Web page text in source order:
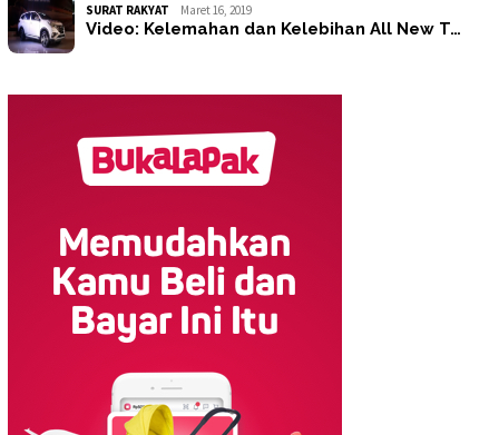
SURAT RAKYAT Maret 16, 2019
Video: Kelemahan dan Kelebihan All New T…